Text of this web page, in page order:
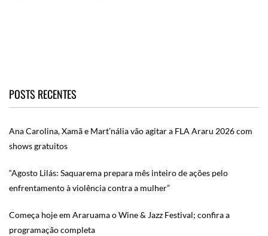
POSTS RECENTES
Ana Carolina, Xamã e Mart’nália vão agitar a FLA Araru 2026 com
shows gratuitos
“Agosto Lilás: Saquarema prepara mês inteiro de ações pelo
enfrentamento à violência contra a mulher”
Começa hoje em Araruama o Wine & Jazz Festival; confira a
programação completa